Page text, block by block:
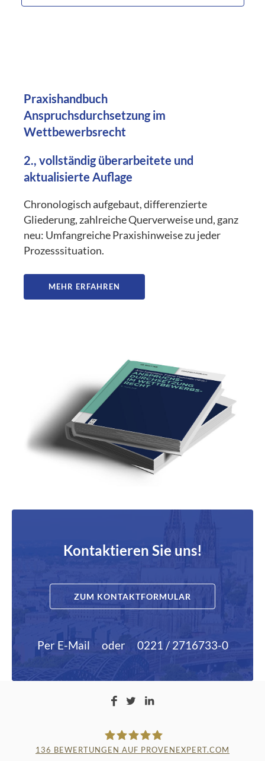
Praxishandbuch
Anspruchsdurchsetzung im
Wettbewerbsrecht
2., vollständig überarbeitete und
aktualisierte Auflage
Chronologisch aufgebaut, differenzierte
Gliederung, zahlreiche Querverweise und, ganz
neu: Umfangreiche Praxishinweise zu jeder
Prozesssituation.
MEHR ERFAHREN
Kontaktieren Sie uns!
ZUM KONTAKTFORMULAR
Per E-Mail oder 0221 / 2716733-0
136 BEWERTUNGEN AUF PROVENEXPERT.COM